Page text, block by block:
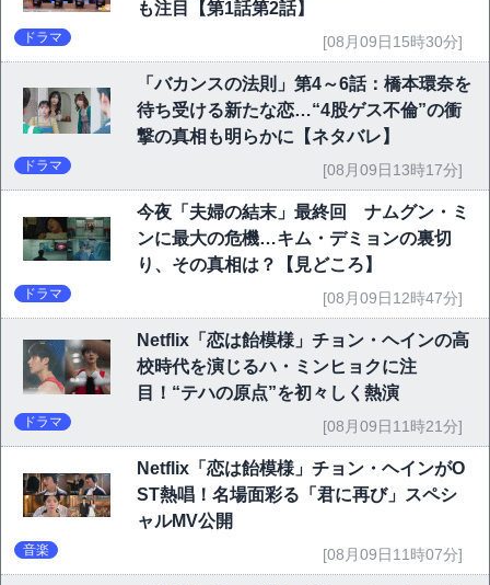
も注目【第1話第2話】
ドラマ [08月09日15時30分]
「バカンスの法則」第4～6話：橋本環奈を
待ち受ける新たな恋…“4股ゲス不倫”の衝
撃の真相も明らかに【ネタバレ】
ドラマ [08月09日13時17分]
今夜「夫婦の結末」最終回 ナムグン・ミ
ンに最大の危機…キム・デミョンの裏切
り、その真相は？【見どころ】
ドラマ [08月09日12時47分]
Netflix「恋は飴模様」チョン・ヘインの高
校時代を演じるハ・ミンヒョクに注
目！“テハの原点”を初々しく熱演
ドラマ [08月09日11時21分]
Netflix「恋は飴模様」チョン・ヘインがO
ST熱唱！名場面彩る「君に再び」スペシ
ャルMV公開
音楽 [08月09日11時07分]